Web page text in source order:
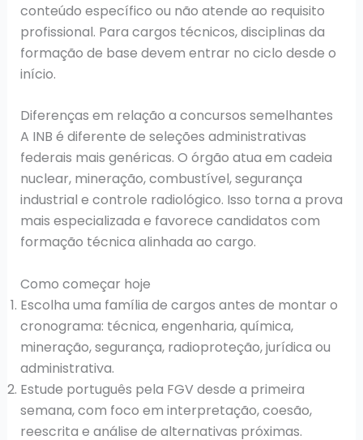
conteúdo específico ou não atende ao requisito
profissional. Para cargos técnicos, disciplinas da
formação de base devem entrar no ciclo desde o
início.
Diferenças em relação a concursos semelhantes
A INB é diferente de seleções administrativas
federais mais genéricas. O órgão atua em cadeia
nuclear, mineração, combustível, segurança
industrial e controle radiológico. Isso torna a prova
mais especializada e favorece candidatos com
formação técnica alinhada ao cargo.
Como começar hoje
Escolha uma família de cargos antes de montar o
cronograma: técnica, engenharia, química,
mineração, segurança, radioproteção, jurídica ou
administrativa.
Estude português pela FGV desde a primeira
semana, com foco em interpretação, coesão,
reescrita e análise de alternativas próximas.